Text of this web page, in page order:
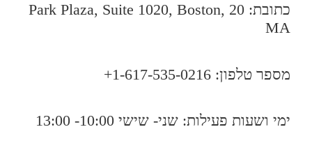
כתובת: 20 Park Plaza, Suite 1020, Boston,
MA
מספר טלפון: 1-617-535-0216+
ימי ושעות פעילות: שני- שישי 10:00- 13:00